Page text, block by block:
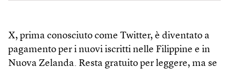
X, prima conosciuto come Twitter, è diventato a
pagamento per i nuovi iscritti nelle Filippine e in
Nuova Zelanda. Resta gratuito per leggere, ma se